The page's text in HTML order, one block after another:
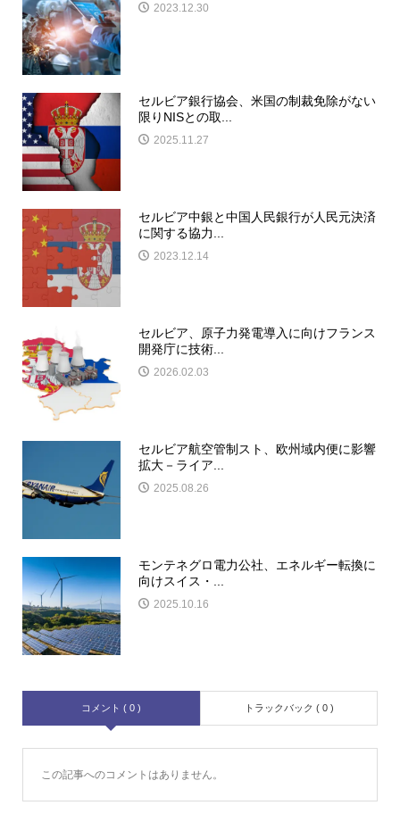
2023.12.30
セルビア銀行協会、米国の制裁免除がない
限りNISとの取...
2025.11.27
セルビア中銀と中国人民銀行が人民元決済
に関する協力...
2023.12.14
セルビア、原子力発電導入に向けフランス
開発庁に技術...
2026.02.03
セルビア航空管制スト、欧州域内便に影響
拡大－ライア...
2025.08.26
モンテネグロ電力公社、エネルギー転換に
向けスイス・...
2025.10.16
コメント ( 0 ) トラックバック ( 0 )
この記事へのコメントはありません。